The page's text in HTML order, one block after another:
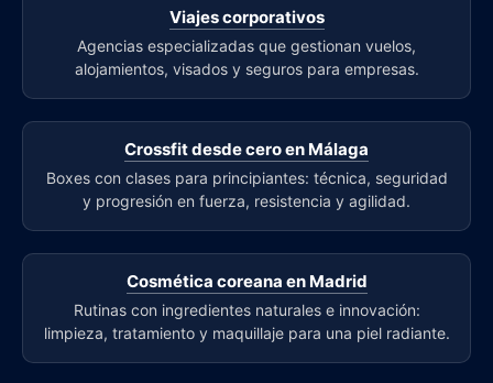
Viajes corporativos
Agencias especializadas que gestionan vuelos,
alojamientos, visados y seguros para empresas.
Crossfit desde cero en Málaga
Boxes con clases para principiantes: técnica, seguridad
y progresión en fuerza, resistencia y agilidad.
Cosmética coreana en Madrid
Rutinas con ingredientes naturales e innovación:
limpieza, tratamiento y maquillaje para una piel radiante.